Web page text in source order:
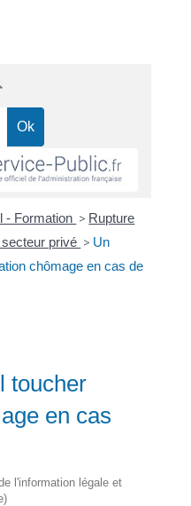
- Formation > Rupture
privé > Un
chômage en cas de
toucher
en cas
l'information légale et